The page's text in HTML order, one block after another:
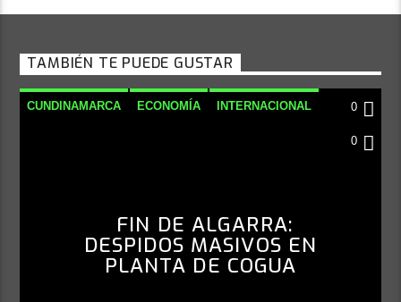
TAMBIÉN TE PUEDE GUSTAR
CUNDINAMARCA ECONOMÍA INTERNACIONAL 0
0
FIN DE ALGARRA:
DESPIDOS MASIVOS EN
PLANTA DE COGUA